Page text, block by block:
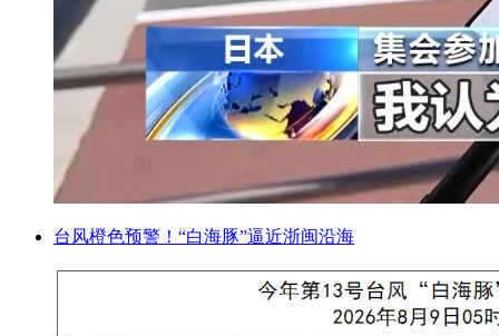
台风橙色预警！“白海豚”逼近浙闽沿海